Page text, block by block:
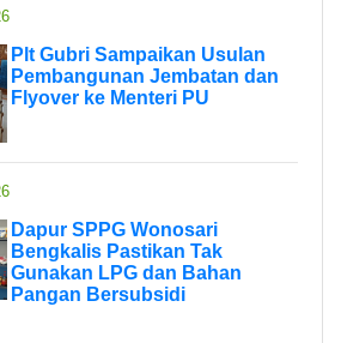
Plt Gubri Sampaikan Usulan
Pembangunan Jembatan dan
Flyover ke Menteri PU
Dapur SPPG Wonosari
Bengkalis Pastikan Tak
Gunakan LPG dan Bahan
Pangan Bersubsidi